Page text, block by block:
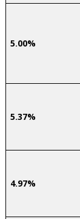
5.00%
5.37%
4.97%